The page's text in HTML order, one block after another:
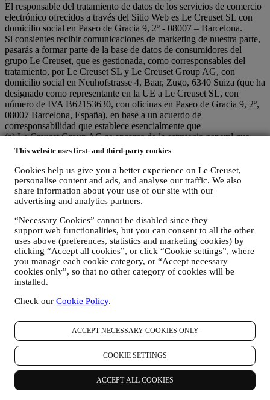
This website uses first- and third-party cookies
Cookies help us give you a better experience on Le Creuset,
personalise content and ads, and analyse our traffic. We also
share information about your use of our site with our
advertising and analytics partners.
“Necessary Cookies” cannot be disabled since they
support web functionalities, but you can consent to all the other
uses above (preferences, statistics and marketing cookies) by
clicking “Accept all cookies”, or click “Cookie settings”, where
you manage each cookie category, or “Accept necessary
cookies only”, so that no other category of cookies will be
installed.
Check our Cookie Policy.
ACCEPT NECESSARY COOKIES ONLY
COOKIE SETTINGS
ACCEPT ALL COOKIES
El responsable del tratamiento de datos de los servicios de comercio
electrónico ofrecidos a través del Sitio Web es Le Creuset SL con
domicilio social en Paseo de Gracia 9, 2º - 08007 – Barcelona.
Si consientes recibir comunicaciones de marketing de nuestra parte,
pasarás a formar parte de la base de datos de consumidores del
grupo Le Creuset, que es gestionada, como corresponsables del
tratamiento, por Le Creuset SL y Le Creuset Group AG, con
domicilio social en Neuhofstrasse 4, Baar, Zugo, 6340 Suiza (que ha
designado como representante en la UE a Le Creuset SL, con
número de IVA B62153630, con oficinas en Paseo de Gracia 9, 2º,
08007 Barcelona, España), en base a un acuerdo de
corresponsabilidad que establece esencialmente que
(a) Le Creuset Group AG se encarga de la estrategia general que
rige el marketing y la experiencia personalizada del cliente;
(b) las entidades locales de Le Creuset se benefician e implementan
dicha estrategia, así como desarrollan de manera independiente
comunicaciones/iniciativas de marketing a nivel local (dentro de un
país específico);
(c) ambos corresponsables están obligados a atender las solicitudes
3. ¿POR QUÉ RECOPILAMOS ESTA INFORMACIÓN?
Podemos procesar sus datos para los siguientes fines:
PARA NUESTRAS OBLIGACIONES LEGALES Es
posible que tengamos que procesar algunos datos sobre usted
para cumplir con nuestras obligaciones legales y otras
autoridades.
Utilizaremos sus datos para crear una cuenta de Le Creuset
que le dará acceso a una serie de ventajas dedicadas a los
usuarios registrados, para disfrutar mejor de nuestros
servicios, tales como un pago más rápido, guardar múltiples
direcciones de envío, ver y realizar un seguimiento de
pedidos. Cualquier actividad de procesamiento es necesaria
para permitirnos proporcionarle estos servicios como titular de